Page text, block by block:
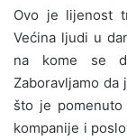
Ovo je lijenost
Većina ljudi u
na kome se
Zaboravljamo da
što je
kompanije i